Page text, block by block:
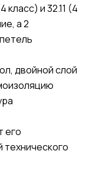
класс) и 32.11 (4
а 2
двойной слой
его
технического